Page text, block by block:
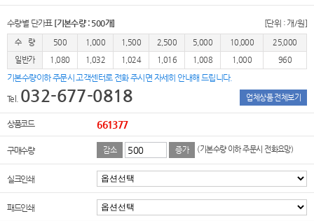
수량별 단가표 [기본수량 : 500개] [단위 : 개/원]
수 량 500 1,000 1,500 2,500 5,000 10,000
25,000
일반가
1,080 1,032 1,024 1,016 1,008 1,000 960
기본수량이하 주문시 고객센터로 전화 주시면 자세히 안내해 드립니다.
Tel. 032-677-0818 업체상품 전체보기
상품코드 661377
구매수량 감소 증가 (기본수량 이하 주문시 전화요망)
실크인쇄
패드인쇄